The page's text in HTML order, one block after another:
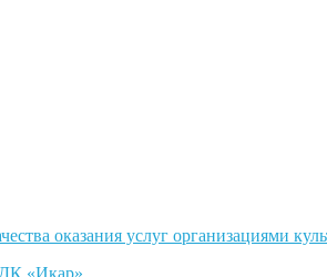
оказания услуг организациями
«Икар»